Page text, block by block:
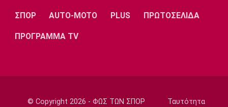
ΣΠΟΡ AUTO-MOTO PLUS ΠΡΩΤΟΣΕΛΙΔΑ
ΠΡΟΓΡΑΜΜΑ TV
© Copyright 2026 - ΦΩΣ ΤΩΝ ΣΠΟΡ Ταυτότητα